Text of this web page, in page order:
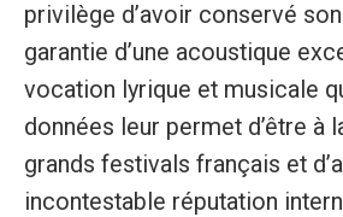
privilège d’avoir conservé son
garantie d’une acoustique
vocation lyrique et musicale
données leur permet d’être à
grands festivals français et
incontestable réputation